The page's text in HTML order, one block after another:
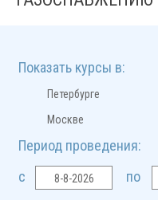
Показать курсы в:
Петербурге
Москве
Период проведения:
с
по